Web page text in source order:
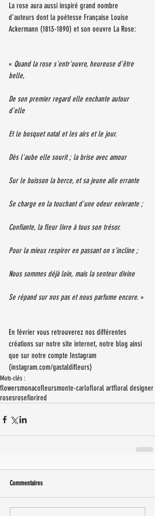
La rose aura aussi inspiré grand nombre
d’auteurs dont la poétesse Française Louise
Ackermann (1813-1890) et son oeuvre La Rose:
« Quand la rose s'entr'ouvre, heureuse d'être
belle,
De son premier regard elle enchante autour
d'elle
Et le bosquet natal et les airs et le jour.
Dès l'aube elle sourit ; la brise avec amour
Sur le buisson la berce, et sa jeune aile errante
Se charge en la touchant d'une odeur enivrante ;
Confiante, la fleur livre à tous son trésor.
Pour la mieux respirer en passant on s'incline ;
Nous sommes déjà loin, mais la senteur divine
Se répand sur nos pas et nous parfume encore. »
En février vous retrouverez nos différentes
créations sur notre site internet, notre blog ainsi
que sur notre compte Instagram
(instagram.com/gastaldifleurs)
Mots-clés :
flowersmonacofleursmonte-carlofloral artfloral designer
rosesrosefiorired
Commentaires